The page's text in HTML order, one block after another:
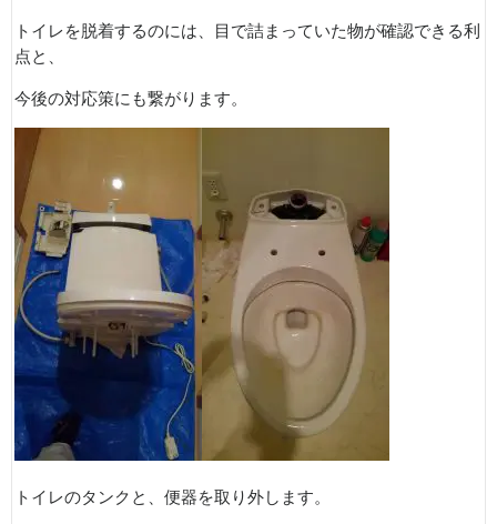
トイレを脱着するのには、目で詰まっていた物が確認できる利
点と、
今後の対応策にも繋がります。
トイレのタンクと、便器を取り外します。